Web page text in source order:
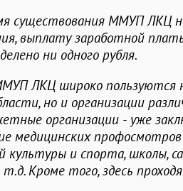
существования ММУП ЛКЦ
выплату заработной
ни одного рубля.
ЛКЦ широко
но и организации
организации - уже
медицинских
культуры и спорта, школы,
т.д. Кроме того, здесь